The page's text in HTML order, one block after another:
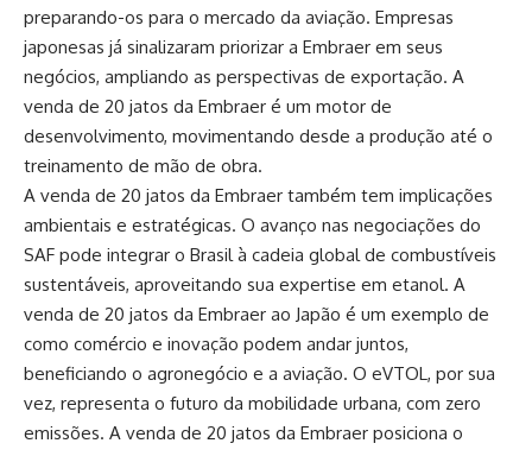
preparando-os para o mercado da aviação. Empresas
japonesas já sinalizaram priorizar a Embraer em seus
negócios, ampliando as perspectivas de exportação. A
venda de 20 jatos da Embraer é um motor de
desenvolvimento, movimentando desde a produção até o
treinamento de mão de obra.
A venda de 20 jatos da Embraer também tem implicações
ambientais e estratégicas. O avanço nas negociações do
SAF pode integrar o Brasil à cadeia global de combustíveis
sustentáveis, aproveitando sua expertise em etanol. A
venda de 20 jatos da Embraer ao Japão é um exemplo de
como comércio e inovação podem andar juntos,
beneficiando o agronegócio e a aviação. O eVTOL, por sua
vez, representa o futuro da mobilidade urbana, com zero
emissões. A venda de 20 jatos da Embraer posiciona o